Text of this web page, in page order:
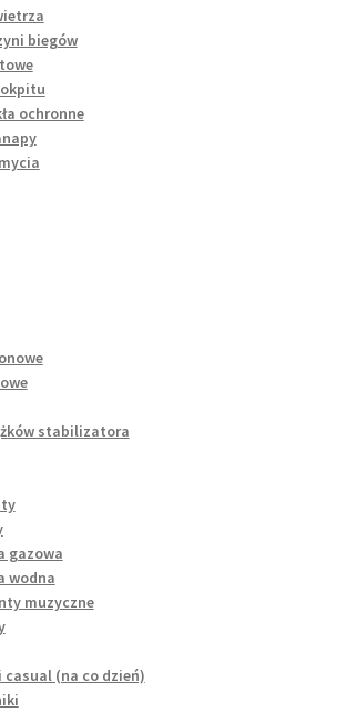
biegów
ochronne
stabilizatora
gazowa
wodna
muzyczne
casual (na co dzień)